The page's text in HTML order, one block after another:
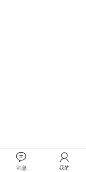
消息 我的